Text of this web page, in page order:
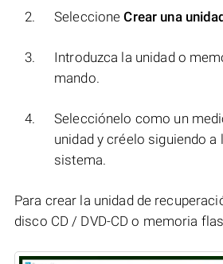
SeleccioneCrear una
Introduzca la unidad o
mando.
Selecciónelo como un
unidad y créelo siguiendo
sistema.
Para crear la unidad de
disco CD / DVD-CD o memoria